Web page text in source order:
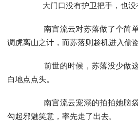
大门口没有护卫把手，也没
南宫流云对苏落做了个简单
调虎离山之计，而苏落则趁机进入偷盗
前世的时候，苏落没少做这
白地点点头。
南宫流云宠溺的拍拍她脑袋
勾起邪魅笑意，率先走了出去。